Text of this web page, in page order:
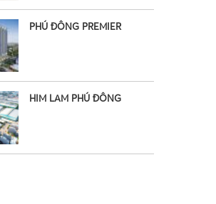
PHÚ ĐÔNG PREMIER
HIM LAM PHÚ ĐÔNG